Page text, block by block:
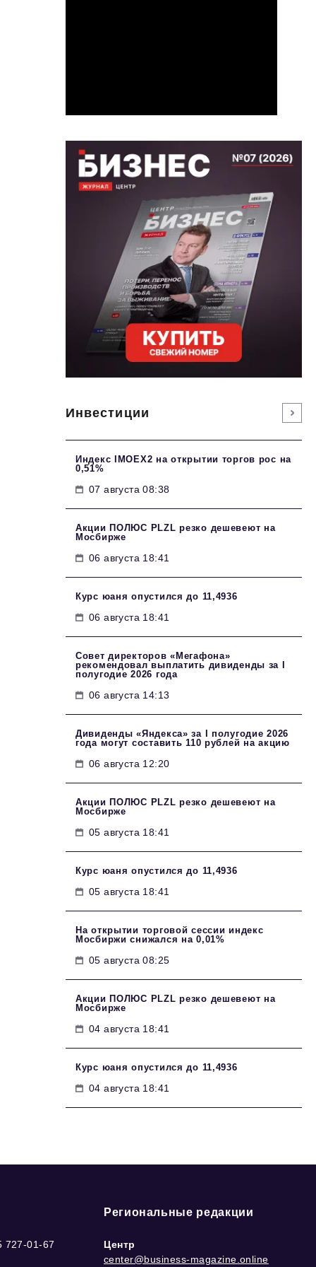
Инвестиции
Индекс IMOEX2 на открытии торгов рос на
0,51%
07 августа 08:38
Акции ПОЛЮС PLZL резко дешевеют на
Мосбирже
06 августа 18:41
Курс юаня опустился до 11,4936
06 августа 18:41
Совет директоров «Мегафона»
рекомендовал выплатить дивиденды за I
полугодие 2026 года
06 августа 14:13
Дивиденды «Яндекса» за I полугодие 2026
года могут составить 110 рублей на акцию
06 августа 12:20
Акции ПОЛЮС PLZL резко дешевеют на
Мосбирже
05 августа 18:41
Курс юаня опустился до 11,4936
05 августа 18:41
На открытии торговой сессии индекс
Мосбиржи снижался на 0,01%
05 августа 08:25
Акции ПОЛЮС PLZL резко дешевеют на
Мосбирже
04 августа 18:41
Курс юаня опустился до 11,4936
04 августа 18:41
727-01-67
Региональные редакции
Центр
center@business-magazine.online